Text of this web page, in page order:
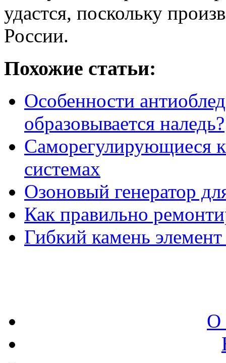
удастся, поскольку
России.
Похожие статьи:
Особенности
образовывается наледь?
Саморегулирующиеся
системах
Озоновый генератор
Как правильно
Гибкий камень элемент
О